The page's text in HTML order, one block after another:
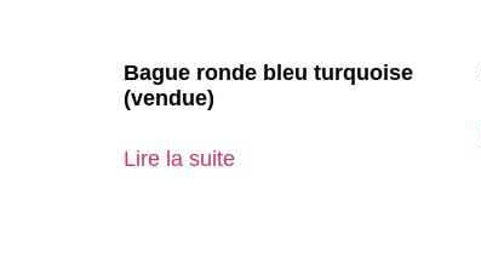
Bague ronde bleu turquoise
(vendue)
Lire la suite